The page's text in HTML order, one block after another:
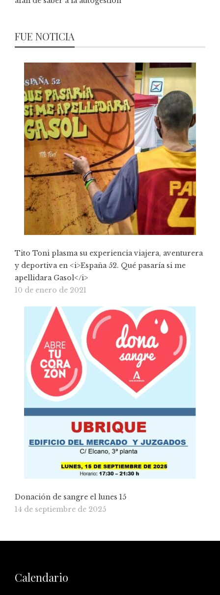
FUE NOTICIA
Tito Toni plasma su experiencia viajera, aventurera
y deportiva en <i>España 52. Qué pasaría si me
apellidara Gasol</i>
10 de enero de 2021
Donación de sangre el lunes 15
14 de septiembre de 2025
Calendario